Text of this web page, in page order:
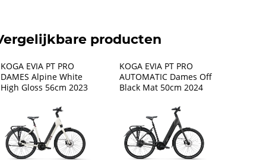
producten
KOGA EVIA PT PRO
DAMES Alpine White
High Gloss 56cm 2023
KOGA EVIA PT PRO
AUTOMATIC Dames Off
Black Mat 50cm 2024